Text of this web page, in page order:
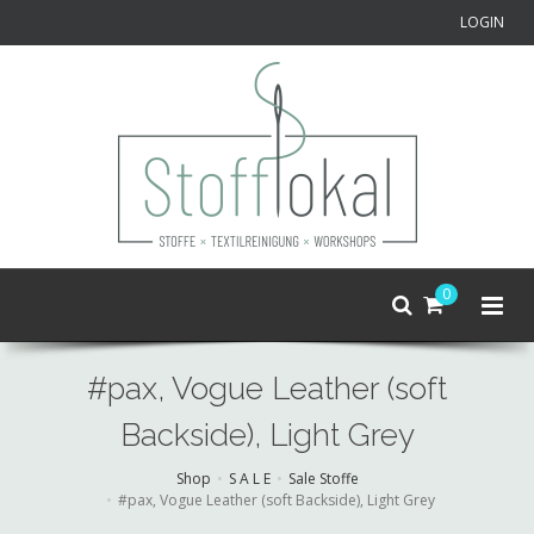
LOGIN
0
#pax, Vogue Leather (soft
Backside), Light Grey
Shop S A L E
Sale Stoffe
#pax, Vogue Leather (soft Backside), Light Grey